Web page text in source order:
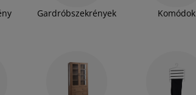
Gardróbszekrények Komódok